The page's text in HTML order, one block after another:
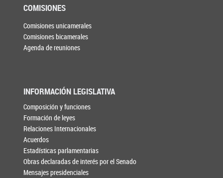
COMISIONES
Comisiones unicamerales
Comisiones bicamerales
Agenda de reuniones
INFORMACIÓN LEGISLATIVA
Composición y funciones
Formación de leyes
Relaciones Internacionales
Acuerdos
Estadísticas parlamentarias
Obras declaradas de interés por el Senado
Mensajes presidenciales